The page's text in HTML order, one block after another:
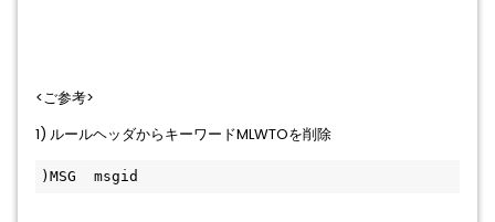
<ご参考>
1) ルールヘッダからキーワードMLWTOを削除
)MSG  msgid